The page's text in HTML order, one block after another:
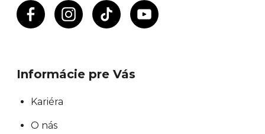
Informácie pre Vás
Kariéra
O nás